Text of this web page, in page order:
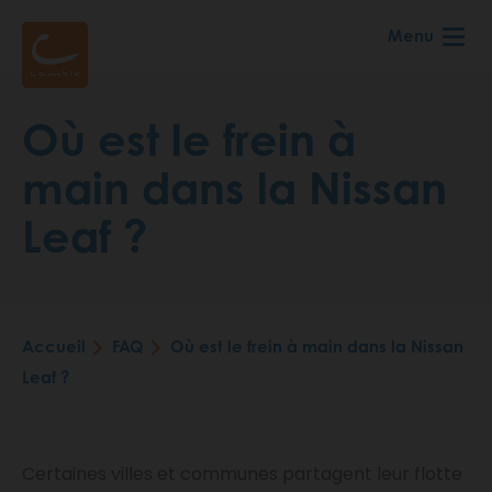
Menu
Où est le frein à
main dans la Nissan
Leaf ?
Fil
Accueil FAQ
Où est le frein à main dans la Nissan
Leaf ?